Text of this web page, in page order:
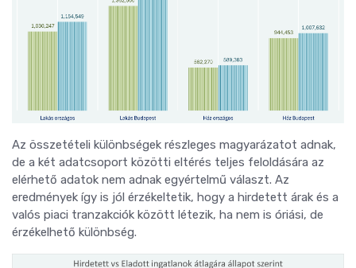
Az összetételi különbségek részleges magyarázatot adnak,
de a két adatcsoport közötti eltérés teljes feloldására az
elérhető adatok nem adnak egyértelmű választ. Az
eredmények így is jól érzékeltetik, hogy a hirdetett árak és a
valós piaci tranzakciók között létezik, ha nem is óriási, de
érzékelhető különbség.